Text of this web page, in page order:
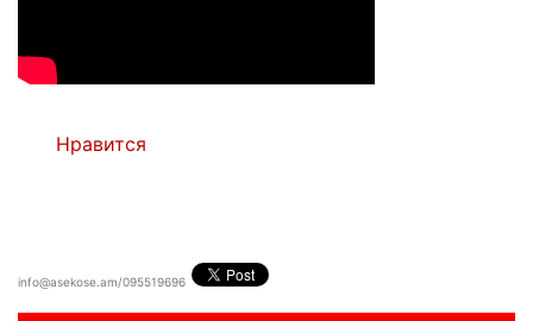
Нравится
info@asekose.am/095519696